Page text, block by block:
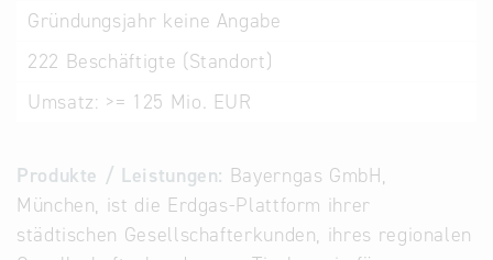
Bavaria“
Alternative
Datenbanken
aus
Gründungsjahr keine Angabe
222 Beschäftigte (Standort)
Umsatz: >= 125 Mio. EUR
Produkte / Leistungen: Bayerngas GmbH,
München, ist die Erdgas-Plattform ihrer
städtischen Gesellschafterkunden, ihres regionalen